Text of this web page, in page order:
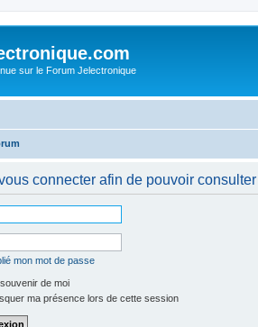
sur le Forum Jelectronique
connecter afin de pouvoir
mon mot de passe
de moi
ma présence lors de cette session